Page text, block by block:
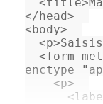
</head>
<body>
<p>
<form
enctype=
<p>
<